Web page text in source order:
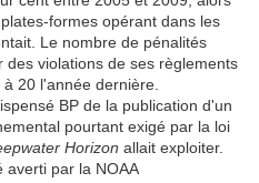
formes opérant dans les
Le nombre de pénalités
des violations de ses règlements
20 l'année dernière.
BP de la publication d'un
pourtant exigé par la loi
Horizon allait exploiter.
averti par la NOAA